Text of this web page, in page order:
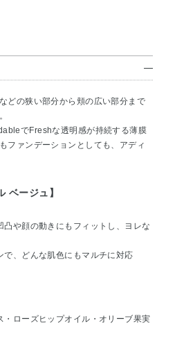
どの狭い部分から頬の広い部分まで
でFreshな透明感が持続する薄膜
ファンデーションとしても、アディ
ベージュ】
や顔の動きにもフィットし、ヨレな
で、どんな肌色にもマルチに対応
・ローズヒップオイル・オリーブ果実